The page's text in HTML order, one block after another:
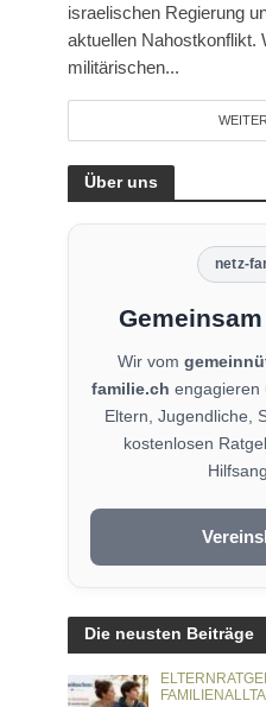
israelischen Regierung
aktuellen Nahostkonflikt.
militärischen...
Über uns
netz-
Wir vom
familie.ch engagieren
Eltern, Jugendliche,
kostenlosen
Die neusten Beiträge